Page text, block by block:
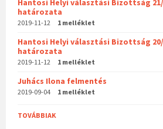
Hantosi Helyi választási Bizottság 21/
határozata
2019-11-12 1 melléklet
Hantosi Helyi választási Bizottság 20/
határozata
2019-11-12 1 melléklet
Juhács Ilona felmentés
2019-09-04 1 melléklet
TOVÁBBIAK